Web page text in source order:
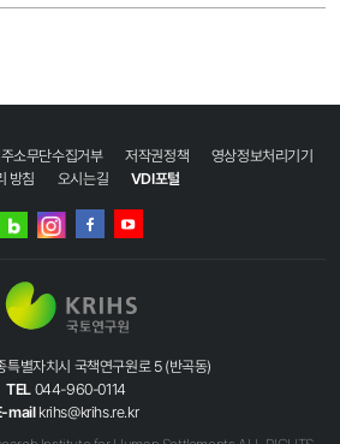
소무단수집거부 저작권정책
영상정보처리기기
방침
오시는길 VDI포털
네이버
인스타그램
특별자치시 국책연구원로 5 (반곡동)
TEL 044-960-0114
mail krihs@krihs.re.kr